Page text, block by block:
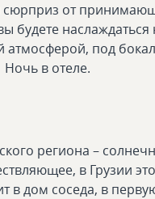
сюрприз от
будете
под
в отеле.
региона –
в Грузии
в дом соседа, в